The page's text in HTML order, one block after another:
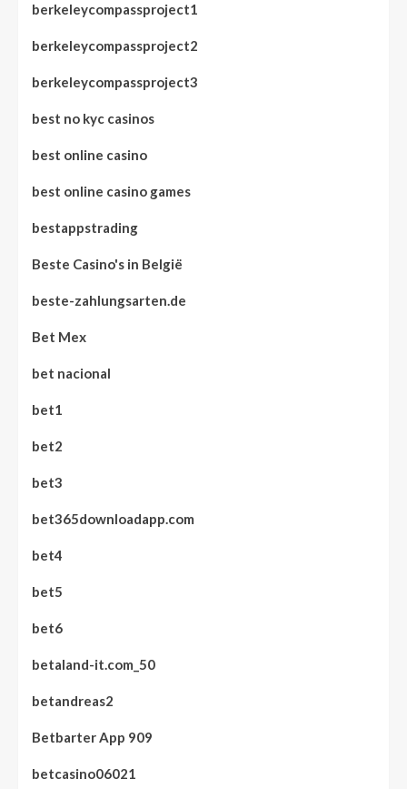
berkeleycompassproject1
berkeleycompassproject2
berkeleycompassproject3
best no kyc casinos
best online casino
best online casino games
bestappstrading
Beste Casino's in België
beste-zahlungsarten.de
Bet Mex
bet nacional
bet1
bet2
bet3
bet365downloadapp.com
bet4
bet5
bet6
betaland-it.com_50
betandreas2
Betbarter App 909
betcasino06021